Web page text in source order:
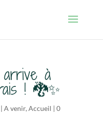
à
! 🐉✨
A venir, Accueil | 0